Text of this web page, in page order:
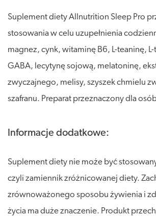
Suplement diety Allnutrition Sleep Pro
stosowania w celu uzupełnienia
magnez, cynk, witaminę B6, L-teaninę,
GABA, lecytynę sojową, melatoninę,
zwyczajnego, melisy, szyszek chmielu
szafranu. Preparat przeznaczony dla
Informacje dodatkowe:
Suplement diety nie może być
czyli zamiennik zróżnicowanej diety.
zrównoważonego sposobu żywienia i
życia ma duże znaczenie. Produkt